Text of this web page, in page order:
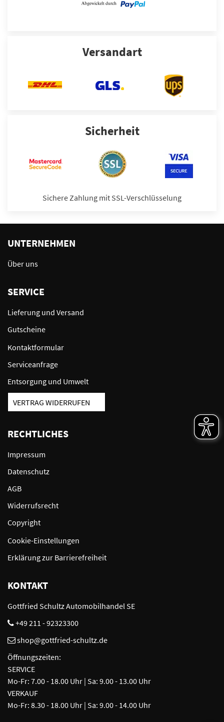
Versandart
Sicherheit
Sichere Zahlung mit SSL-Verschlüsselung
UNTERNEHMEN
Über uns
SERVICE
Lieferung und Versand
Gutscheine
Kontaktformular
Serviceanfrage
Entsorgung und Umwelt
VERTRAG WIDERRUFEN
RECHTLICHES
Impressum
Datenschutz
AGB
Widerrufsrecht
Copyright
Cookie-Einstellungen
Erklärung zur Barrierefreiheit
KONTAKT
Gottfried Schultz Automobilhandel SE
+49 211 - 92323300
shop@gottfried-schultz.de
Öffnungszeiten:
SERVICE
Mo-Fr: 7.00 - 18.00 Uhr | Sa: 9.00 - 13.00 Uhr
VERKAUF
Mo-Fr: 8.30 - 18.00 Uhr | Sa: 9.00 - 14.00 Uhr